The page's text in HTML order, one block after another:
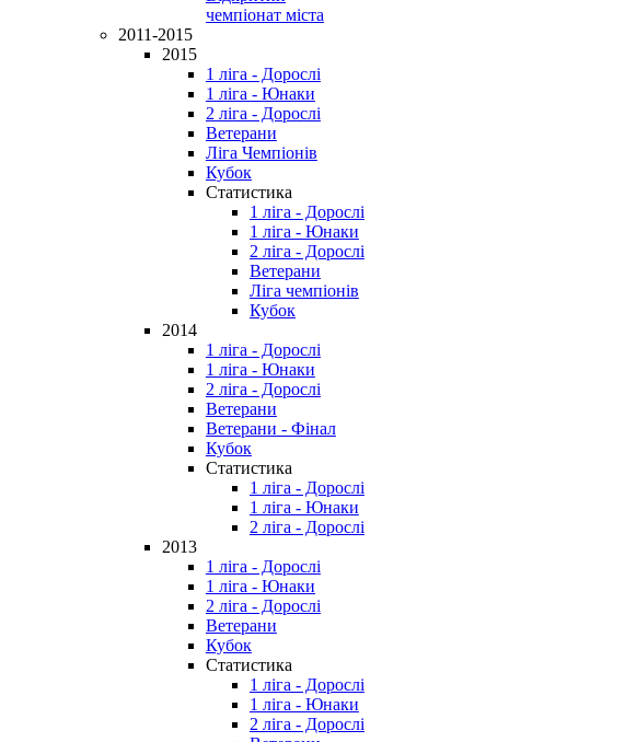
чемпіонат міста
2011-2015
2015
1 ліга - Дорослі
1 ліга - Юнаки
2 ліга - Дорослі
Ветерани
Ліга Чемпіонів
Кубок
Статистика
1 ліга - Дорослі
1 ліга - Юнаки
2 ліга - Дорослі
Ветерани
Ліга чемпіонів
Кубок
2014
1 ліга - Дорослі
1 ліга - Юнаки
2 ліга - Дорослі
Ветерани
Ветерани - Фінал
Кубок
Статистика
1 ліга - Дорослі
1 ліга - Юнаки
2 ліга - Дорослі
2013
1 ліга - Дорослі
1 ліга - Юнаки
2 ліга - Дорослі
Ветерани
Кубок
Статистика
1 ліга - Дорослі
1 ліга - Юнаки
2 ліга - Дорослі